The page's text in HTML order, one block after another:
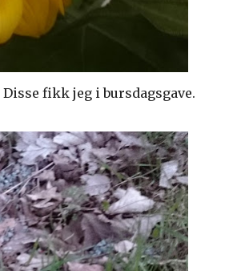
fikk jeg i bursdagsgave.